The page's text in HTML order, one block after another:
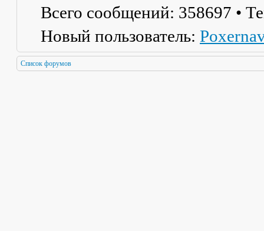
Всего сообщений: 358697 •
Новый пользователь:
Список форумов